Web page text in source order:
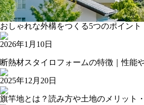
おしゃれな外構をつくる5つのポイン
2026年1月10日
断熱材スタイロフォームの特徴｜性能
2025年12月20日
旗竿地とは？読み方や土地のメリット